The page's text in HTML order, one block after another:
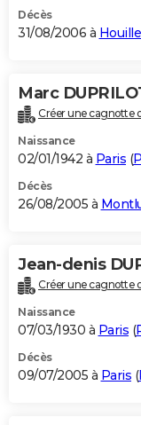
Décès
31/08/2006 à
Marc
Créer une cagnotte
Naissance
02/01/1942 à Paris (
Décès
26/08/2005 à
Jean-denis
Créer une cagnotte
Naissance
07/03/1930 à Paris (
Décès
09/07/2005 à Paris (